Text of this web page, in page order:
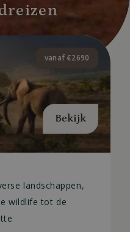
landschappen,
wildlife tot de
Bekijk
vanaf €2690